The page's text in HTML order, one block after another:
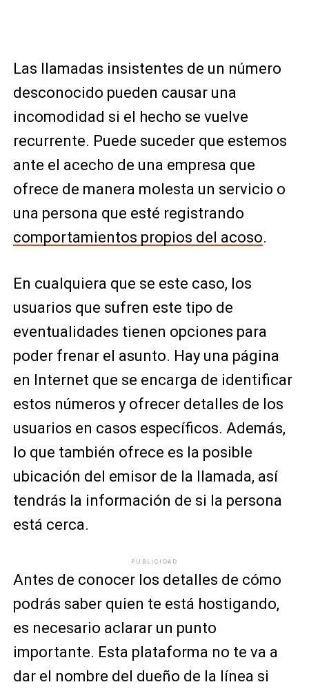
Las llamadas insistentes de un número
desconocido pueden causar una
incomodidad si el hecho se vuelve
recurrente. Puede suceder que estemos
ante el acecho de una empresa que
ofrece de manera molesta un servicio o
una persona que esté registrando
comportamientos propios del acoso.
En cualquiera que se este caso, los
usuarios que sufren este tipo de
eventualidades tienen opciones para
poder frenar el asunto. Hay una página
en Internet que se encarga de identificar
estos números y ofrecer detalles de los
usuarios en casos específicos. Además,
lo que también ofrece es la posible
ubicación del emisor de la llamada, así
tendrás la información de si la persona
está cerca.
PUBLICIDAD
Antes de conocer los detalles de cómo
podrás saber quien te está hostigando,
es necesario aclarar un punto
importante. Esta plataforma no te va a
dar el nombre del dueño de la línea si